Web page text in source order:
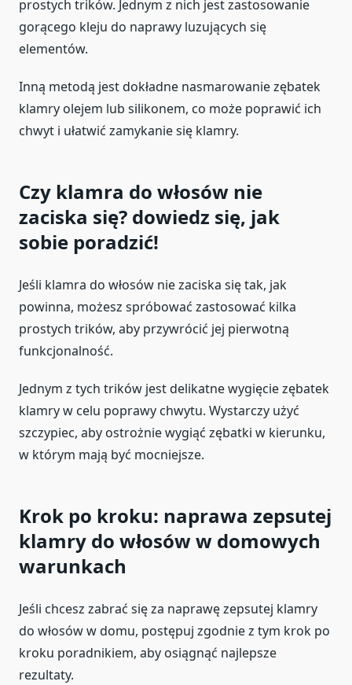
prostych trików. Jednym z nich jest zastosowanie
gorącego kleju do naprawy luzujących się
elementów.
Inną metodą jest dokładne nasmarowanie zębatek
klamry olejem lub silikonem, co może poprawić ich
chwyt i ułatwić zamykanie się klamry.
Czy klamra do włosów nie
zaciska się? dowiedz się, jak
sobie poradzić!
Jeśli klamra do włosów nie zaciska się tak, jak
powinna, możesz spróbować zastosować kilka
prostych trików, aby przywrócić jej pierwotną
funkcjonalność.
Jednym z tych trików jest delikatne wygięcie zębatek
klamry w celu poprawy chwytu. Wystarczy użyć
szczypiec, aby ostrożnie wygiąć zębatki w kierunku,
w którym mają być mocniejsze.
Krok po kroku: naprawa zepsutej
klamry do włosów w domowych
warunkach
Jeśli chcesz zabrać się za naprawę zepsutej klamry
do włosów w domu, postępuj zgodnie z tym krok po
kroku poradnikiem, aby osiągnąć najlepsze
rezultaty.